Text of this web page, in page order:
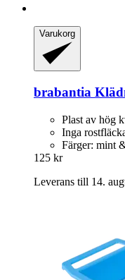
Varukorg
brabantia
Plast av hög
Inga
Färger: mint
125 kr
Leverans till 14.